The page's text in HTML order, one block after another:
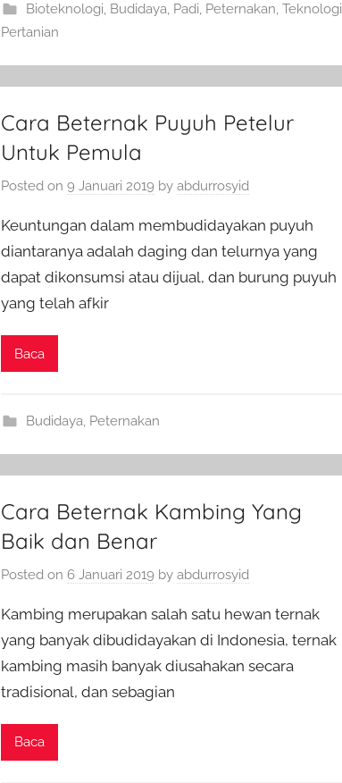
Bioteknologi, Budidaya, Padi, Peternakan, Teknologi
Pertanian
Cara Beternak Puyuh Petelur
Untuk Pemula
Posted on9 Januari 2019 byabdurrosyid
Keuntungan dalam membudidayakan puyuh
diantaranya adalah daging dan telurnya yang
dapat dikonsumsi atau dijual, dan burung puyuh
yang telah afkir
Baca
Budidaya, Peternakan
Cara Beternak Kambing Yang
Baik dan Benar
Posted on6 Januari 2019 byabdurrosyid
Kambing merupakan salah satu hewan ternak
yang banyak dibudidayakan di Indonesia, ternak
kambing masih banyak diusahakan secara
tradisional, dan sebagian
Baca